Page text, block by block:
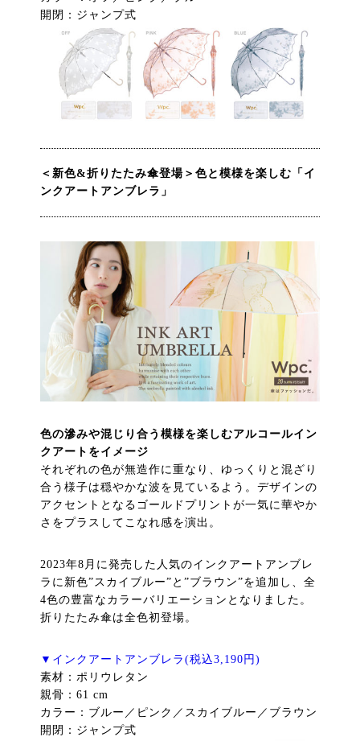
開閉：ジャンプ式
＜新色&折りたたみ傘登場＞色と模様を楽しむ「イ
ンクアートアンブレラ」
色の滲みや混じり合う模様を楽しむアルコールイン
クアートをイメージ
それぞれの色が無造作に重なり、ゆっくりと混ざり
合う様子は穏やかな波を見ているよう。デザインの
アクセントとなるゴールドプリントが一気に華やか
さをプラスしてこなれ感を演出。
2023年8月に発売した人気のインクアートアンブレ
ラに新色”スカイブルー”と”ブラウン”を追加し、全
4色の豊富なカラーバリエーションとなりました。
折りたたみ傘は全色初登場。
▼インクアートアンブレラ(税込3,190円)
素材：ポリウレタン
親骨：61 cm
カラー：ブルー／ピンク／スカイブルー／ブラウン
開閉：ジャンプ式